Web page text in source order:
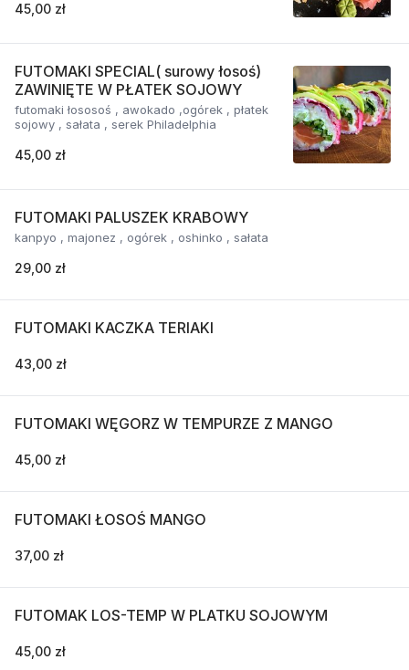
45,00 zł
FUTOMAKI SPECIAL( surowy łosoś)
ZAWINIĘTE W PŁATEK SOJOWY
futomaki łososoś , awokado ,ogórek , płatek
sojowy , sałata , serek Philadelphia
45,00 zł
FUTOMAKI PALUSZEK KRABOWY
kanpyo , majonez , ogórek , oshinko , sałata
29,00 zł
FUTOMAKI KACZKA TERIAKI
43,00 zł
FUTOMAKI WĘGORZ W TEMPURZE Z MANGO
45,00 zł
FUTOMAKI ŁOSOŚ MANGO
37,00 zł
FUTOMAK LOS-TEMP W PLATKU SOJOWYM
45,00 zł